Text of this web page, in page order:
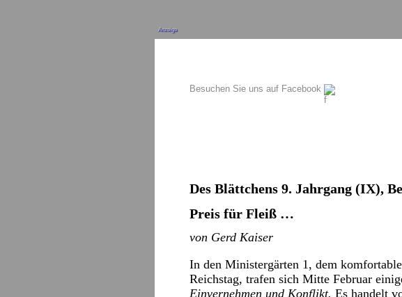
Anzeige
Besuchen Sie uns auf Facebook
Des Blättchens 9. Jahrgang (IX),
Preis für Fleiß …
von Gerd Kaiser
In den Ministergärten 1, dem
Reichstag, trafen sich Mitte Februar
Einvernehmen und Konflikt. Es handelt